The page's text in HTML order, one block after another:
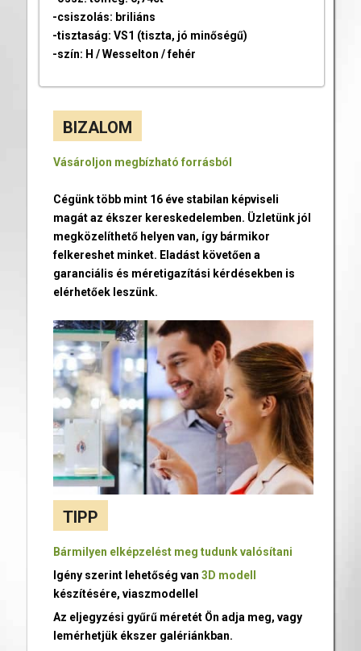
-csiszolás: briliáns
-tisztaság: VS1 (tiszta, jó minőségű)
-szín: H / Wesselton / fehér
BIZALOM
Vásároljon megbízható forrásból
Cégünk több mint 16 éve stabilan képviseli
magát az ékszer kereskedelemben. Üzletünk jól
megközelíthető helyen van, így bármikor
felkereshet minket. Eladást követően a
garanciális és méretigazítási kérdésekben is
elérhetőek leszünk.
TIPP
Bármilyen elképzelést meg tudunk valósítani
Igény szerint lehetőség van 3D modell
készítésére, viaszmodellel
Az eljegyzési gyűrű méretét Ön adja meg, vagy
lemérhetjük ékszer galériánkban.